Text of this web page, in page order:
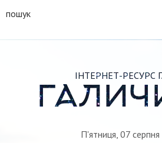
пошук
ІНТЕРНЕТ-РЕСУРС
П'ятниця, 07